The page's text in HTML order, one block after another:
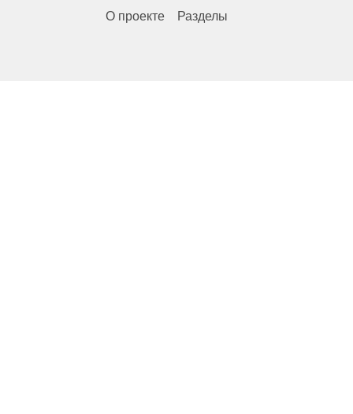
О проекте Разделы